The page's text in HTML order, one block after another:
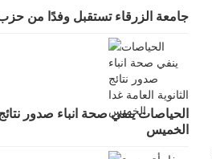
جامعة الزرقاء تستقبل وفدًا من حزب
الحياصات ينفي صحة انباء صدور نتائج
الخميس